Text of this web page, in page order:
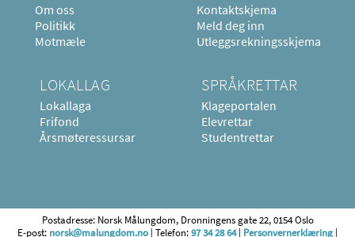
Om oss
Politikk
Motmæle
Kontaktskjema
Meld deg inn
Utleggsrekningsskjema
LOKALLAG
Lokallaga
Frifond
Årsmøteressursar
SPRÅKRETTAR
Klageportalen
Elevrettar
Studentrettar
Postadresse: Norsk Målungdom, Dronningens gate 22, 0154 Oslo
E-post: norsk@malungdom.no | Telefon:97 34 28 64| Personvernerklæring